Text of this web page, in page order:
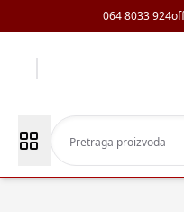
064 8033 924